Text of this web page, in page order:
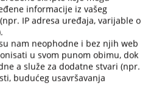
Bilten br.2
Bilten br.1
informacije iz vašeg
IP adresa uređaja, varijable o
nam neophodne i bez njih web
u svom punom obimu, dok
a služe za dodatne stvari (npr.
budućeg usavršavanja